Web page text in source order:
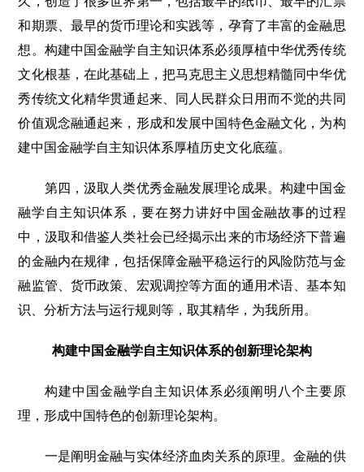
和期票、最早的货币理论和实践等，孕育了丰富的金融思
想。构建中国金融学自主知识体系必须厚植中华优秀传统
文化根基，在此基础上，把马克思主义思想精髓同中华优
秀传统文化精华贯通起来、同人民群众日用而不觉的共同
价值观念融通起来，形成和发展中国特色金融文化，为构
建中国金融学自主知识体系厚植历史文化底蕴。
第四，汲取人类优秀金融发展理论成果。构建中国金
融学自主知识体系，要在努力讲好中国金融故事的过程
中，汲取和借鉴人类社会已经揭示出来的市场经济下普遍
的金融内在规律，包括保障金融平稳运行的风险防范与金
融监管、货币政策、宏观调控等方面的通用术语、基本知
识、分析方法与运行规则等，取其精华，为我所用。
构建中国金融学自主知识体系的创新理论架构
构建中国金融学自主知识体系必须阐明八个主要原
理，形成中国特色的创新理论架构。
一是阐明金融与实体经济血肉关系的原理。金融的供